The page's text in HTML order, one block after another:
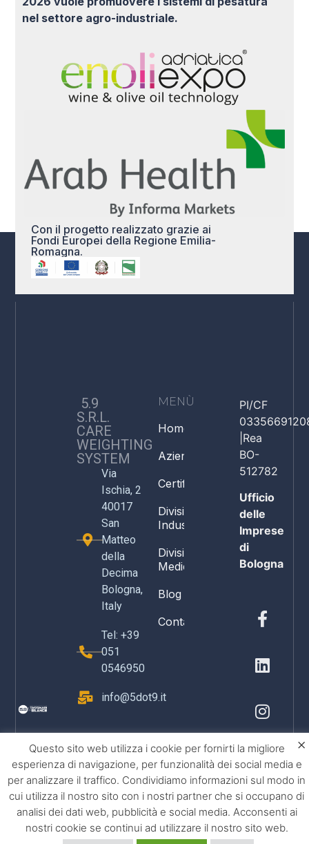
nel settore agro-industriale.
Con il progetto realizzato grazie ai
Fondi Europei della Regione Emilia-
Romagna.
5.9
S.R.L.
CARE
WEIGHTING
SYSTEM
Via
Ischia, 2
40017
San
Matteo
della
Decima
Bologna,
Italy
Tel: +39
051
0546950
info@5dot9.it
MENÙ
Home
Azienda
Certificazioni
Divisione
Industria
Divisione
Medicale
Blog
Contatti
PI/CF
|Rea
BO-
512782
Ufficio
delle
Imprese
di
Bologna
Questo sito web utilizza i cookie per fornirti la migliore
esperienza di navigazione, per funzionalità dei social media e
per analizzare il traffico. Condividiamo informazioni sul modo in
cui utilizza il nostro sito con i nostri partner che si occupano di
analisi dei dati web, pubblicità e social media. Acconsenti ai
nostri cookie se continui ad utilizzare il nostro sito web.
×